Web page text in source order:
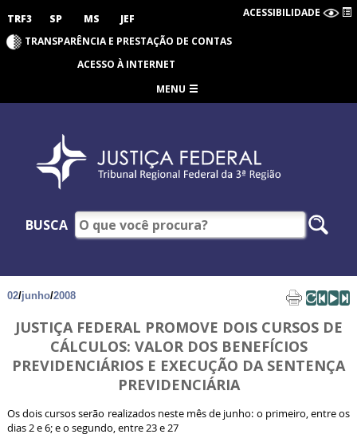
TRF3 SP MS JEF ACESSIBILIDADE
TRANSPARÊNCIA E PRESTAÇÃO DE CONTAS
ACESSO À INTERNET
MENU
BUSCA
02/junho/2008
JUSTIÇA FEDERAL PROMOVE DOIS CURSOS DE
CÁLCULOS: VALOR DOS BENEFÍCIOS
PREVIDENCIÁRIOS E EXECUÇÃO DA SENTENÇA
PREVIDENCIÁRIA
Os dois cursos serão realizados neste mês de junho: o primeiro, entre os
dias 2 e 6; e o segundo, entre 23 e 27